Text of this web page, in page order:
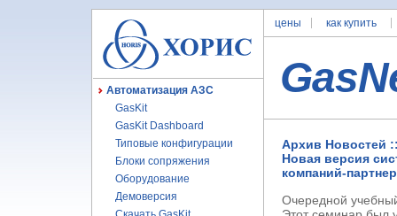
Автоматизация АЗС
GasKit
GasKit Dashboard
Типовые конфигурации
Блоки сопряжения
Оборудование
Демоверсия
цены как купить
Архив Новостей
Новая версия
компаний-
Очередной